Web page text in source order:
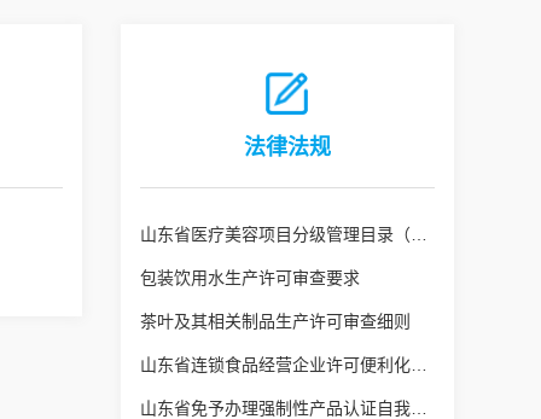
法律法规
包装饮用水生产许可审查要求
茶叶及其相关制品生产许可审查细则
山东省连锁食品经营企业许可便利化管理实施办法
山东省免予办理强制性产品认证自我承诺便捷通道实施办法